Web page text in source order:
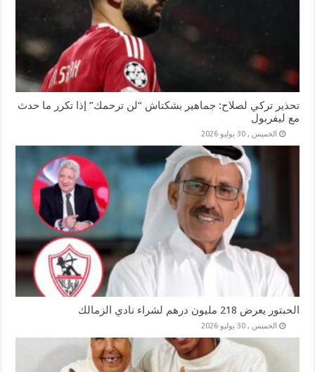
تحذير تركي لصلاح: جماهير بشكتاش “لن ترحمك” إذا تكرر ما حدث
مع ليفربول
الخميس , 30 يوليو 2026
الحبتور يعرض 218 مليون درهم لشراء نادي الزمالك
الخميس , 30 يوليو 2026